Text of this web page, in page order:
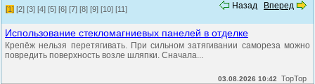
Назад Вперед
[1] [2] [3] [4] [5] [6] [7] [8] [9] [10] [11]
Использование стекломагниевых панелей в отделке
Крепёж нельзя перетягивать. При сильном затягивании самореза можно
повредить поверхность возле шляпки. Сначала...
03.08.2026 10:42 TopTop